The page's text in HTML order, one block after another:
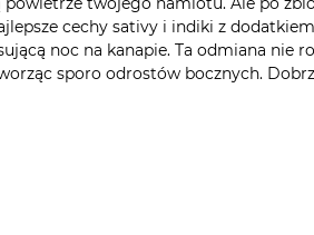
cechy sativy i indiki z
noc na kanapie. Ta odmiana nie
sporo odrostów bocznych.